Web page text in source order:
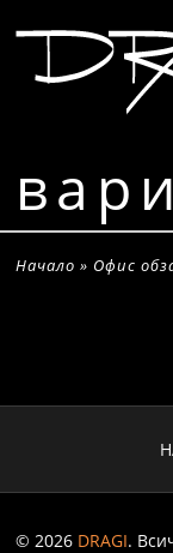
Начало » Офис
© 2026 DRAGI.